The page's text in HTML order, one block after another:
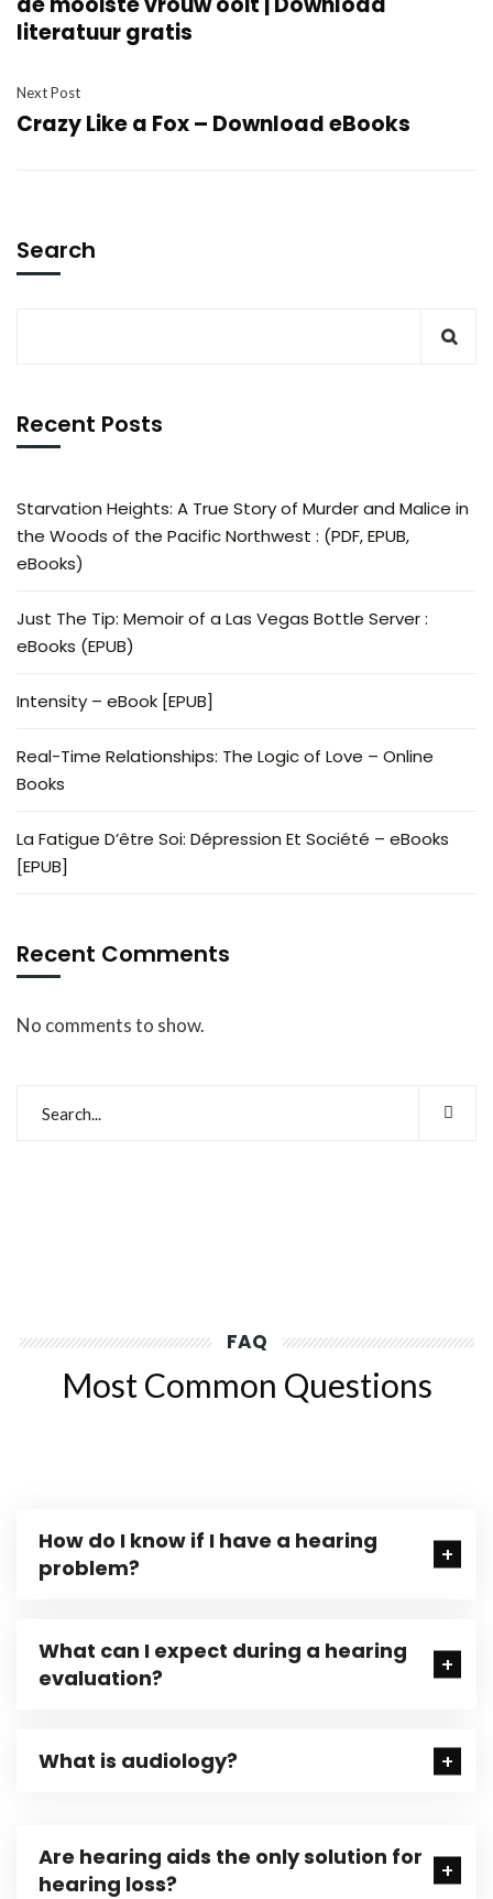
literatuur gratis
Next Post
Crazy Like a Fox – Download eBooks
Search
Recent Posts
Starvation Heights: A True Story of Murder and Malice in
the Woods of the Pacific Northwest : (PDF, EPUB,
eBooks)
Just The Tip: Memoir of a Las Vegas Bottle Server :
eBooks (EPUB)
Intensity – eBook [EPUB]
Real-Time Relationships: The Logic of Love – Online
Books
La Fatigue D’être Soi: Dépression Et Société – eBooks
[EPUB]
Recent Comments
No comments to show.
FAQ
Most Common Questions
How do I know if I have a hearing
problem?
What can I expect during a hearing
evaluation?
What is audiology?
Are hearing aids the only solution for
hearing loss?